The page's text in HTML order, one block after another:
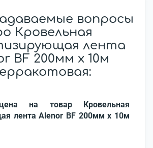
вопросы
Кровельная
лента
BF 200мм x 10м
на товар Кровельная
лента Alenor BF 200мм x 10м